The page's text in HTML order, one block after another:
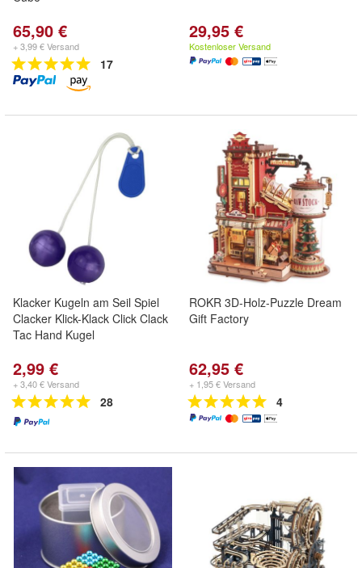
65,90 €
+ 3,99 € Versand
17
29,95 €
Kostenloser Versand
Klacker Kugeln am Seil Spiel
Clacker Klick-Klack Click Clack
Tac Hand Kugel
2,99 €
+ 3,40 € Versand
28
ROKR 3D-Holz-Puzzle Dream
Gift Factory
62,95 €
+ 1,95 € Versand
4